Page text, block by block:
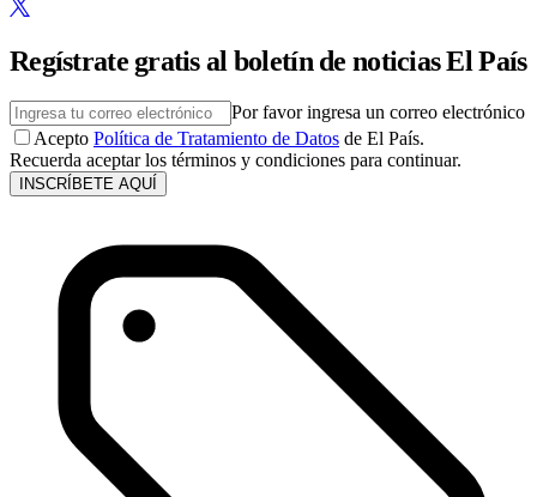
Regístrate gratis al boletín de noticias El País
Por favor ingresa un correo electrónico
Acepto Política de Tratamiento de Datos de El País.
Recuerda aceptar los términos y condiciones para continuar.
INSCRÍBETE AQUÍ